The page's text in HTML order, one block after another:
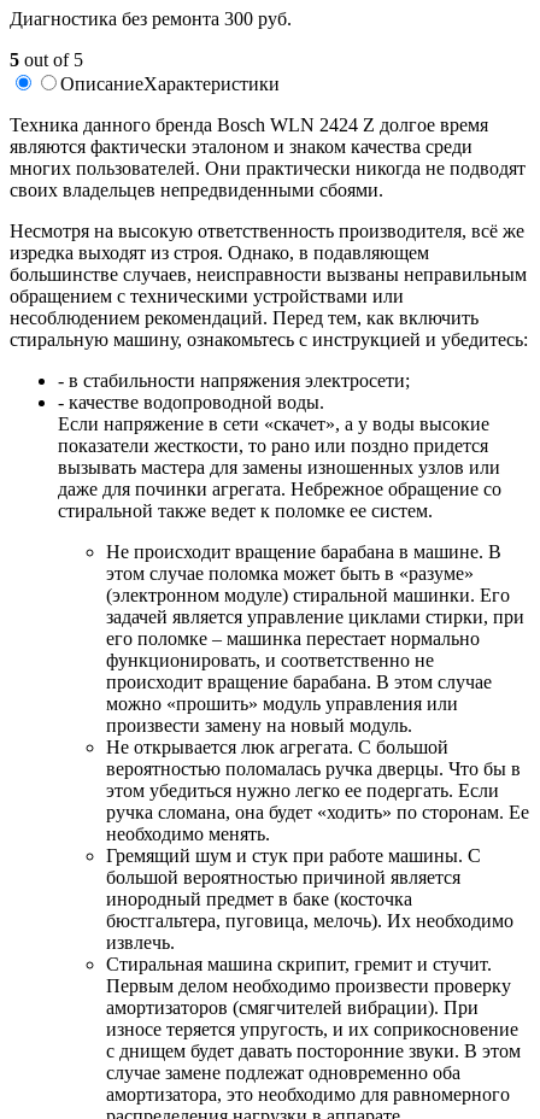
Диагностика без ремонта 300 руб.
5 out of 5
ОписаниеХарактеристики
Техника данного бренда Bosch WLN 2424 Z долгое время
являются фактически эталоном и знаком качества среди
многих пользователей. Они практически никогда не подводят
своих владельцев непредвиденными сбоями.
Несмотря на высокую ответственность производителя, всё же
изредка выходят из строя. Однако, в подавляющем
большинстве случаев, неисправности вызваны неправильным
обращением с техническими устройствами или
несоблюдением рекомендаций. Перед тем, как включить
стиральную машину, ознакомьтесь с инструкцией и убедитесь:
- в стабильности напряжения электросети;
- качестве водопроводной воды.
Если напряжение в сети «скачет», а у воды высокие
показатели жесткости, то рано или поздно придется
вызывать мастера для замены изношенных узлов или
даже для починки агрегата. Небрежное обращение со
стиральной также ведет к поломке ее систем.
Не происходит вращение барабана в машине. В
этом случае поломка может быть в «разуме»
(электронном модуле) стиральной машинки. Его
задачей является управление циклами стирки, при
его поломке – машинка перестает нормально
функционировать, и соответственно не
происходит вращение барабана. В этом случае
можно «прошить» модуль управления или
произвести замену на новый модуль.
Не открывается люк агрегата. С большой
вероятностью поломалась ручка дверцы. Что бы в
этом убедиться нужно легко ее подергать. Если
ручка сломана, она будет «ходить» по сторонам. Ее
необходимо менять.
Гремящий шум и стук при работе машины. С
большой вероятностью причиной является
инородный предмет в баке (косточка
бюстгальтера, пуговица, мелочь). Их необходимо
извлечь.
Стиральная машина скрипит, гремит и стучит.
Первым делом необходимо произвести проверку
амортизаторов (смягчителей вибрации). При
износе теряется упругость, и их соприкосновение
с днищем будет давать посторонние звуки. В этом
случае замене подлежат одновременно оба
амортизатора, это необходимо для равномерного